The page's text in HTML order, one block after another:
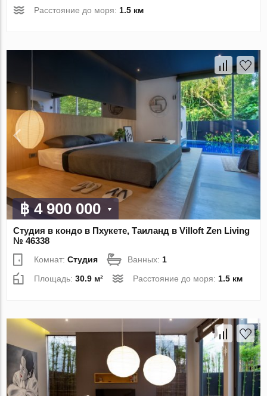
Расстояние до моря: 1.5 км
฿ 4 900 000
Студия в кондо в Пхукете, Таиланд в Villoft Zen Living
№ 46338
Комнат:Студия Ванных: 1
Площадь:30.9 м² Расстояние до моря: 1.5 км